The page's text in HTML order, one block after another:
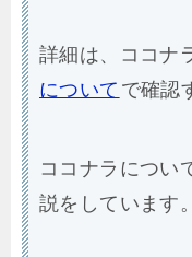
詳細は、ココナ
について で確認
ココナラについ
説をしています。